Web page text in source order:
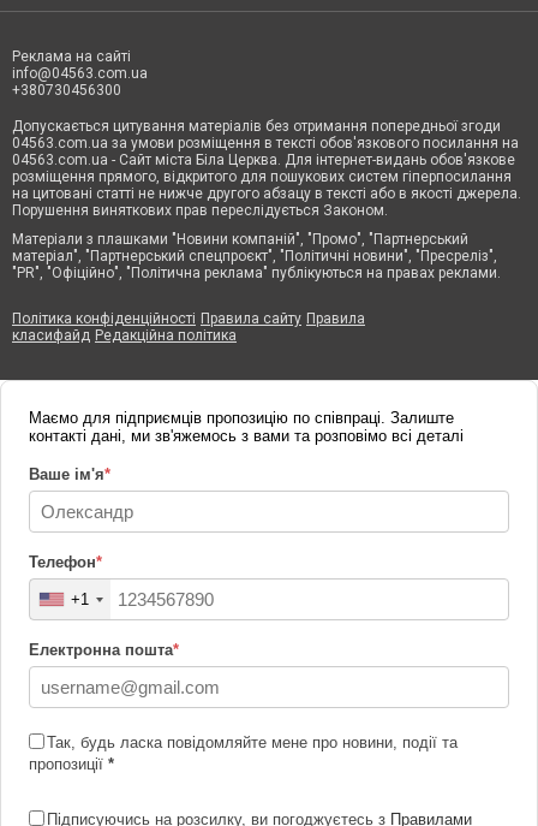
Реклама на сайті
info@04563.com.ua
+380730456300
Допускається цитування матеріалів без отримання попередньої згоди
04563.com.ua за умови розміщення в тексті обов'язкового посилання на
04563.com.ua - Сайт міста Біла Церква. Для інтернет-видань обов'язкове
розміщення прямого, відкритого для пошукових систем гіперпосилання
на цитовані статті не нижче другого абзацу в тексті або в якості джерела.
Порушення виняткових прав переслідується Законом.
Матеріали з плашками "Новини компаній", "Промо", "Партнерський
матеріал", "Партнерський спецпроєкт", "Політичні новини", "Пресреліз",
"PR", "Офіційно", "Політична реклама" публікуються на правах реклами.
Політика конфіденційності Правила сайту Правила
класифайд Редакційна політика
Маємо для підприємців пропозицію по співпраці. Залиште
контакті дані, ми зв'яжемось з вами та розповімо всі деталі
Ваше ім'я*
Телефон*
+1
Електронна пошта*
Так, будь ласка повідомляйте мене про новини, події та
пропозиції *
Підписуючись на розсилку, ви погоджуєтесь з Правилами